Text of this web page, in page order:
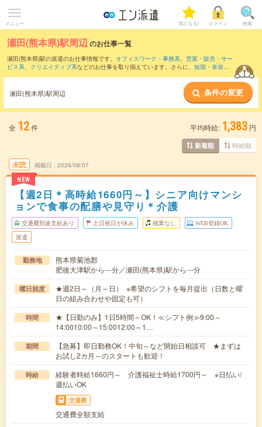
メニュー 気になる! ログイン 検索
瀬田(熊本県)駅周辺のお仕事一覧
瀬田(熊本県)駅の派遣のお仕事情報です。 オフィスワーク・事務系、 営業・販売・サー
ビス系、 クリエイティブ系などのお仕事を取り揃えています。さらに、 短期 ・ 単発な
また、原水駅・光の森駅
など近隣駅のお仕事もご確
認いただけます。
瀬田(熊本県)駅周辺 条件の変更
全 12件 平均時給: 1,383 円
新着順 時給順
未読
NEW
掲載日 2026/08/07
【週2日＊高時給1660円～】シニア向けマンシ
ョンで食事の配膳や見守り＊介護
交通費別途支給あり 土日祝日が休み 残業なし WEB登録OK
派遣
勤務地
熊本県菊池郡
肥後大津駅から---分／瀬田(熊本県)駅から---分
曜日頻度
★週2日～（月～日） ※希望のシフトを毎月提出（日数と曜
日の組み合わせや固定も可）
時間
★【日勤のみ】1日5時間～OK！≪シフト例≫9:00～
14:0010:00～15:0012:00～1…
期間
【急募】即日勤務OK！中旬～など開始日相談可 ★まずは
お試し2カ月～のスタートも歓迎！
時給
経験者時給1660円～ 介護福祉士時給1700円～ ※日払い/
週払いOK
交通費
交通費全額支給